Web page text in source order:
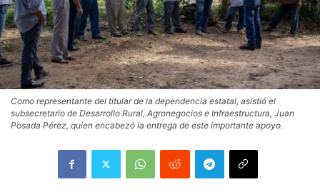
Como representante del titular de la dependencia estatal, asistió el
subsecretario de Desarrollo Rural, Agronegocios e Infraestructura, Juan
Posada Pérez, quien encabezó la entrega de este importante apoyo.